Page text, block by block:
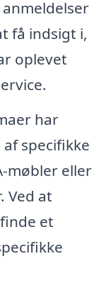
få indsigt i,
oplevet
har
specifikke
møbler eller
Ved at
et